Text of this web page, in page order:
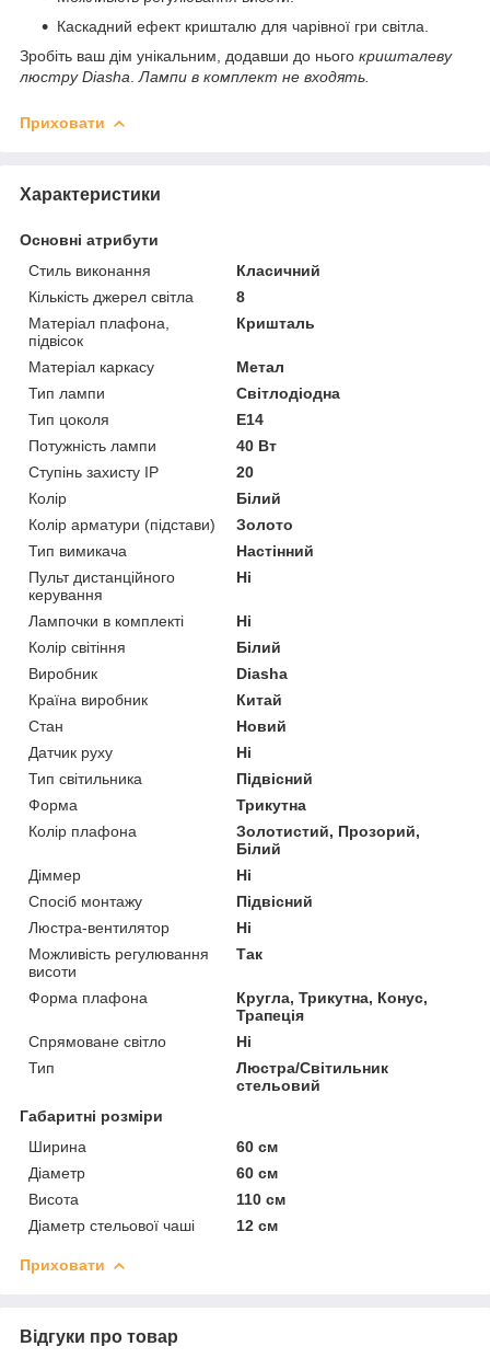
Каскадний ефект кришталю для чарівної гри світла.
Зробіть ваш дім унікальним, додавши до нього кришталеву
люстру Diasha Лампи в комплект не входять.
Приховати
Характеристики
Основні атрибути
Стиль виконання
Класичний
Кількість джерел світла
8
Матеріал плафона,
підвісок
Кришталь
Матеріал каркасу
Метал
Тип лампи
Світлодіодна
Тип цоколя
E14
Потужність лампи
40 Вт
Ступінь захисту IP
20
Колір
Білий
Колір арматури (підстави)
Золото
Тип вимикача
Настінний
Пульт дистанційного
керування
Ні
Лампочки в комплекті
Ні
Колір світіння
Білий
Виробник
Diasha
Країна виробник
Китай
Стан
Новий
Датчик руху
Ні
Тип світильника
Підвісний
Форма
Трикутна
Колір плафона
Золотистий, Прозорий,
Білий
Діммер
Ні
Спосіб монтажу
Підвісний
Люстра-вентилятор
Ні
Можливість регулювання
висоти
Так
Форма плафона
Кругла, Трикутна, Конус,
Трапеція
Спрямоване світло
Ні
Тип
Люстра/Світильник
стельовий
Габаритні розміри
Ширина
60 см
Діаметр
60 см
Висота
110 см
Діаметр стельової чаші
12 см
Приховати
Відгуки про товар